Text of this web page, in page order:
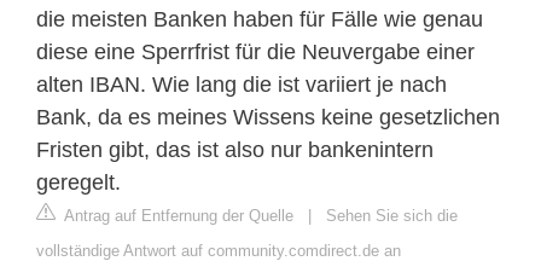
die meisten Banken haben für Fälle wie genau
diese eine Sperrfrist für die Neuvergabe einer
alten IBAN. Wie lang die ist variiert je nach
Bank, da es meines Wissens keine gesetzlichen
Fristen gibt, das ist also nur bankenintern
geregelt.
Antrag auf Entfernung der Quelle | Sehen Sie sich die
vollständige Antwort auf community.comdirect.de an